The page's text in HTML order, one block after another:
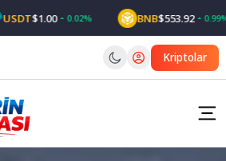
$1.00 0.02% BNB$553.92 0.99%
Kriptolar